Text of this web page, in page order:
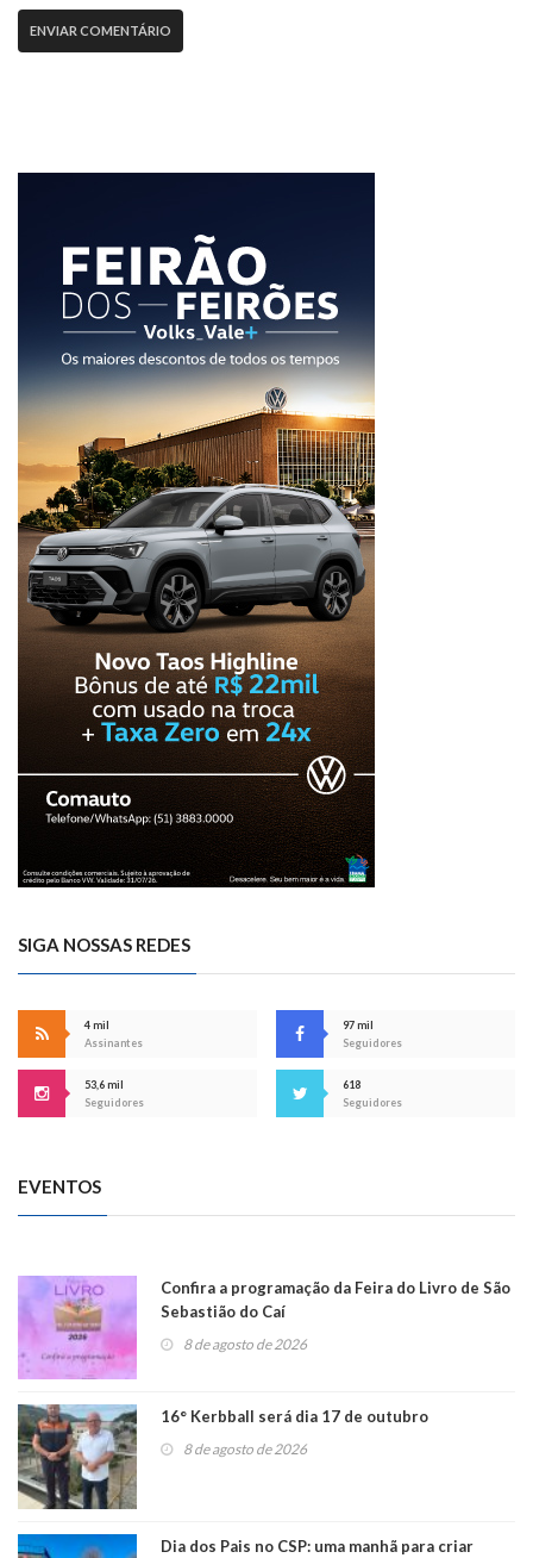
SIGA NOSSAS REDES
4 mil
Assinantes
97 mil
Seguidores
53,6 mil
Seguidores
618
Seguidores
EVENTOS
Confira a programação da Feira do Livro de São
Sebastião do Caí
8 de agosto de 2026
16° Kerbball será dia 17 de outubro
8 de agosto de 2026
Dia dos Pais no CSP: uma manhã para criar